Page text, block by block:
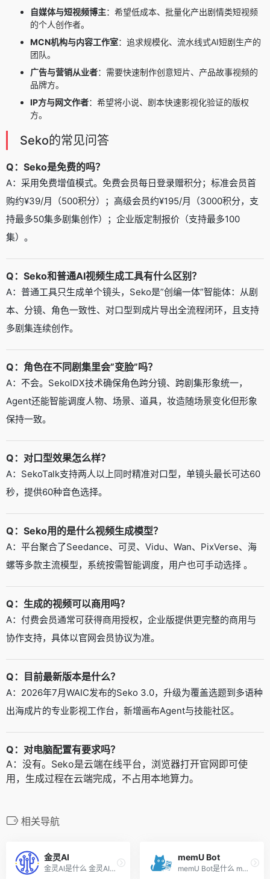
自媒体与短视频博主：希望低成本、批量化产出剧情类短视频
的个人创作者。
MCN机构与内容工作室：追求规模化、流水线式AI短剧生产的
团队。
广告与营销从业者：需要快速制作创意短片、产品故事视频的
品牌方。
IP方与网文作者：希望将小说、剧本快速影视化验证的版权
方。
Seko的常见问答
Q：Seko是免费的吗？
A：采用免费增值模式。免费会员每日登录赠积分；标准会员首
购约¥39/月（500积分）；高级会员约¥195/月（3000积分，支
持最多50集多剧集创作）；企业版定制报价（支持最多100
集）。
Q：Seko和普通AI视频生成工具有什么区别？
A：普通工具只生成单个镜头，Seko是”创编一体”智能体：从剧
本、分镜、角色一致性、对口型到成片导出全流程闭环，且支持
多剧集连续创作。
Q：角色在不同剧集里会”变脸”吗？
A：不会。SekoIDX技术确保角色跨分镜、跨剧集形象统一，
Agent还能智能调度人物、场景、道具，妆造随场景变化但形象
保持一致。
Q：对口型效果怎么样？
A：SekoTalk支持两人以上同时精准对口型，单镜头最长可达60
秒，提供60种音色选择。
Q：Seko用的是什么视频生成模型？
A：平台聚合了Seedance、可灵、Vidu、Wan、PixVerse、海
螺等多款主流模型，系统按需智能调度，用户也可手动选择 。
Q：生成的视频可以商用吗？
A：付费会员通常可获得商用授权，企业版提供更完整的商用与
协作支持，具体以官网会员协议为准。
Q：目前最新版本是什么？
A：2026年7月WAIC发布的Seko 3.0，升级为覆盖选题到多语种
出海成片的专业影视工作台，新增画布Agent与技能社区。
Q：对电脑配置有要求吗？
A：没有。Seko是云端在线平台，浏览器打开官网即可使
用，生成过程在云端完成，不占用本地算力。
相关导航
金灵AI
金灵AI是什么 金灵AI是专业的...
memU Bot
memU Bot是什么 memU Bot 是 ...